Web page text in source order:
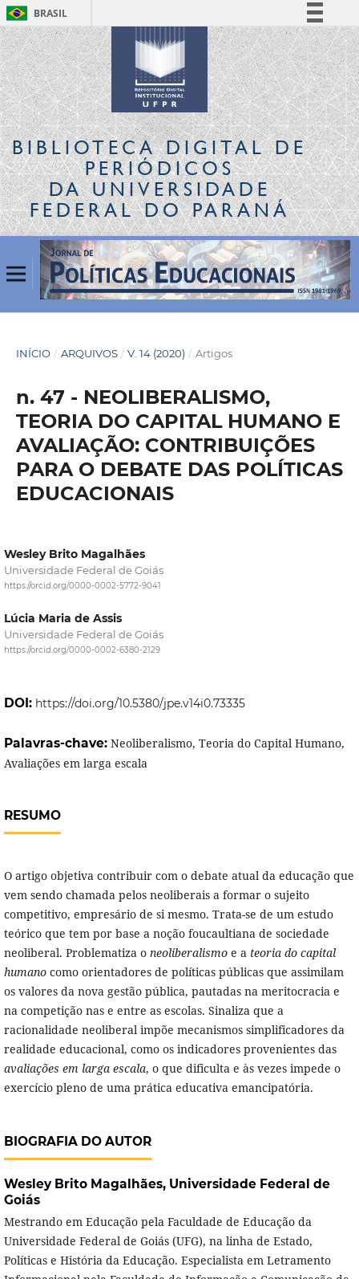
BRASIL
Simplifique!
Comunica BR
Participe
Acesso à informação
Legislação
Canais
BIBLIOTECA DIGITALDE
PERIÓDICOS
DA UNIVERSIDADE
FEDERAL DO PARANÁ
INÍCIO / ARQUIVOS / V. 14 (2020) / Artigos
n. 47 - NEOLIBERALISMO,
TEORIA DO CAPITAL HUMANO E
AVALIAÇÃO: CONTRIBUIÇÕES
PARA O DEBATE DAS POLÍTICAS
EDUCACIONAIS
Wesley Brito Magalhães
Universidade Federal de Goiás
https://orcid.org/0000-0002-5772-9041
Lúcia Maria de Assis
Universidade Federal de Goiás
https://orcid.org/0000-0002-6380-2129
DOI: https://doi.org/10.5380/jpe.v14i0.73335
Palavras-chave: Neoliberalismo, Teoria do Capital Humano,
Avaliações em larga escala
RESUMO
O artigo objetiva contribuir com o debate atual da educação que
vem sendo chamada pelos neoliberais a formar o sujeito
competitivo, empresário de si mesmo. Trata-se de um estudo
teórico que tem por base a noção foucaultiana de sociedade
neoliberal. Problematiza o neoliberalismoe a teoria do capital
humanocomo orientadores de políticas públicas que assimilam
os valores da nova gestão pública, pautadas na meritocracia e
na competição nas e entre as escolas. Sinaliza que a
racionalidade neoliberal impõe mecanismos simplificadores da
realidade educacional, como os indicadores provenientes das
avaliações em larga escala, o que dificulta e às vezes impede o
exercício pleno de uma prática educativa emancipatória.
BIOGRAFIA DO AUTOR
Wesley Brito Magalhães, Universidade Federal de
Goiás
Mestrando em Educação pela Faculdade de Educação da
Universidade Federal de Goiás (UFG), na linha de Estado,
Políticas e História da Educação. Especialista em Letramento